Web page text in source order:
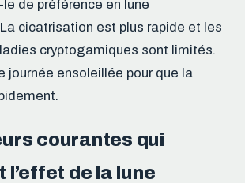
de préférence en lune
cicatrisation est plus rapide et les
cryptogamiques sont limités.
journée ensoleillée pour que la
courantes qui
l’effet de la lune